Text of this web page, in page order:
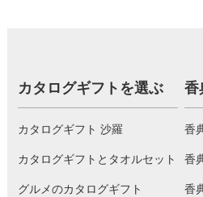
カタログギフトを選ぶ
カタログギフト 沙羅
カタログギフトとタオルセット
グルメのカタログギフト
香
香
香
香